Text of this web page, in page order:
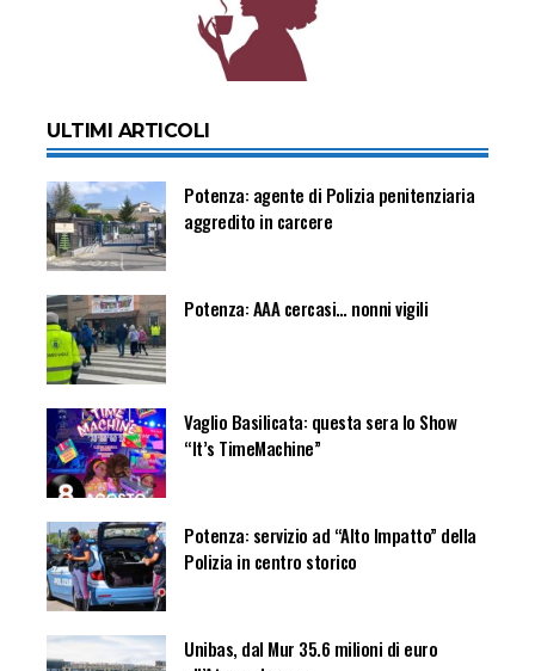
ULTIMI ARTICOLI
Potenza: agente di Polizia penitenziaria
aggredito in carcere
Potenza: AAA cercasi… nonni vigili
Vaglio Basilicata: questa sera lo Show
“It’s TimeMachine”
Potenza: servizio ad “Alto Impatto” della
Polizia in centro storico
Unibas, dal Mur 35.6 milioni di euro